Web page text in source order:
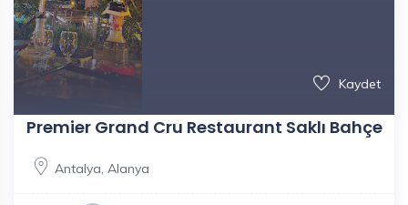
Kaydet
Premier Grand Cru Restaurant Saklı Bahçe
Antalya, Alanya